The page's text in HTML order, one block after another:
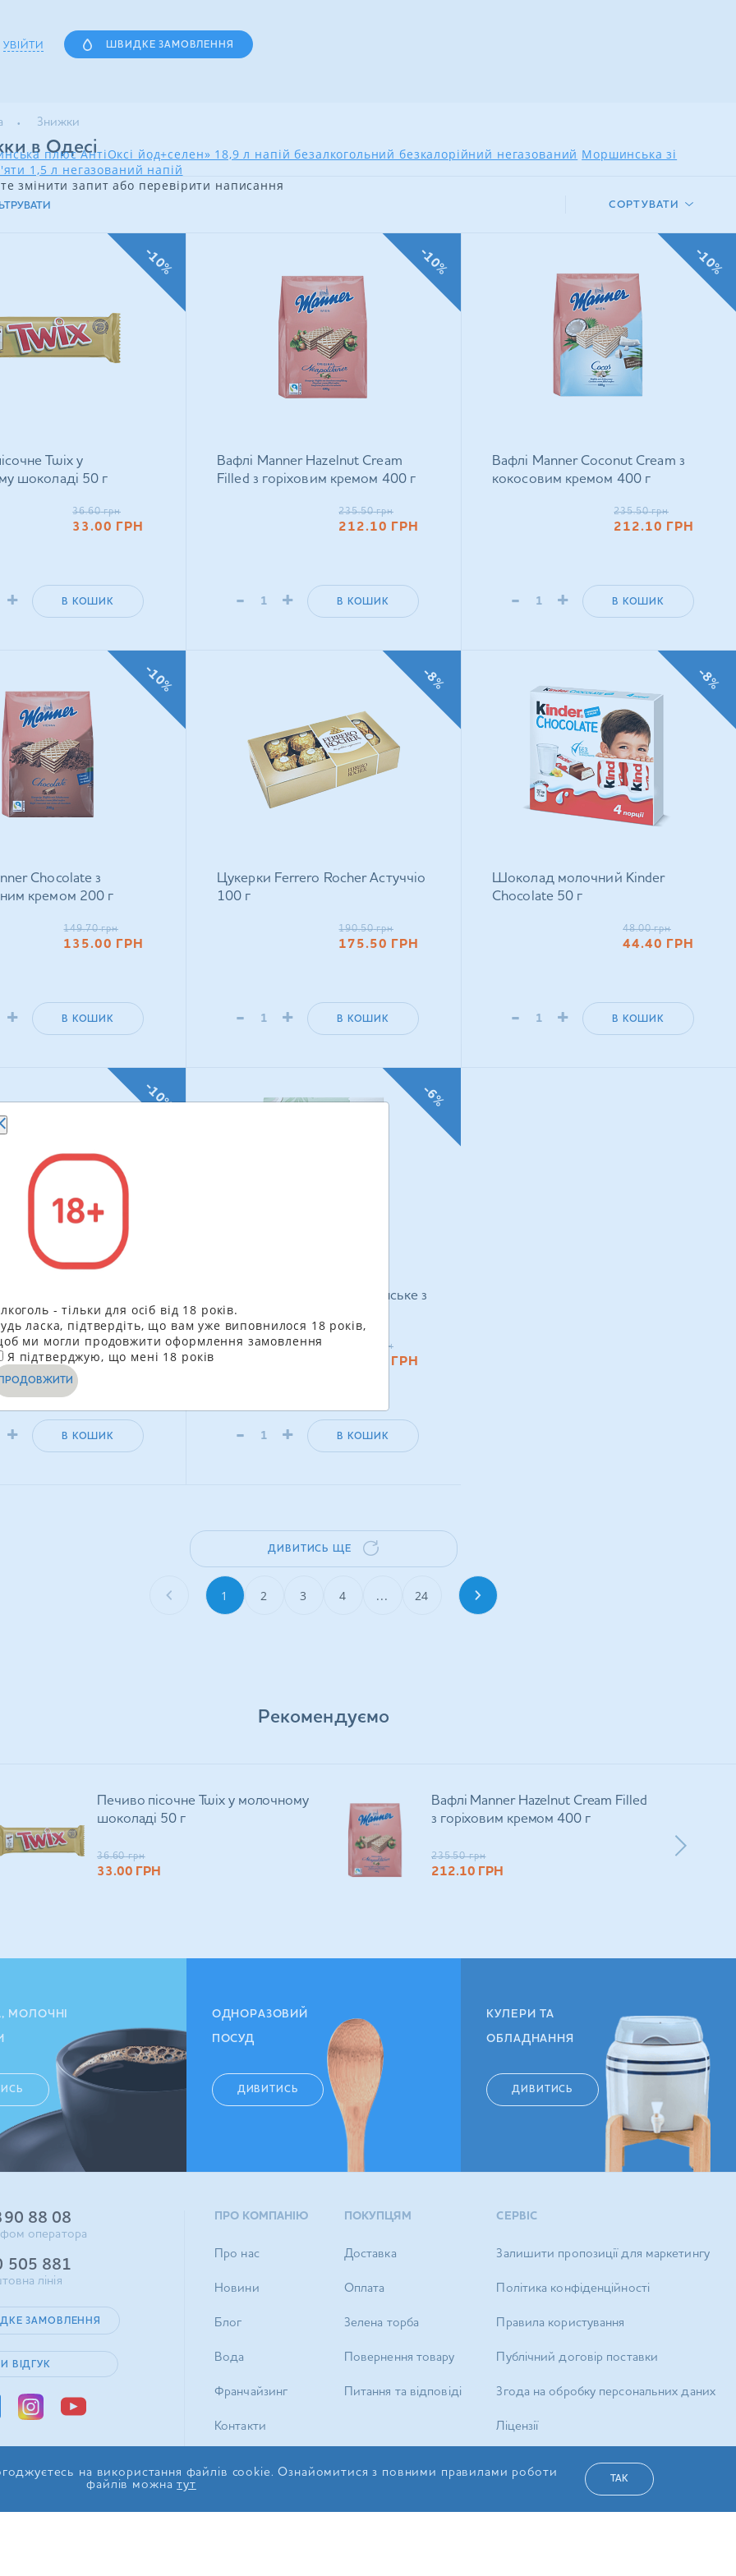
УВІЙТИ ШВИДКЕ ЗАМОВЛЕННЯ
плюс АнтіОксі йод+селен» 18,9 л напій безалкогольний безкалорійний негазований Моршинська зі
1,5 л негазований напій
змінити запит або перевірити написання
Знижки
в Одесі
СОРТУВАТИ
Twix у
шоколаді 50 г
36.60 грн
33.00 ГРН
+ В КОШИК
-10%
Вафлі Manner Hazelnut Cream
Filled з горіховим кремом 400 г
235.50 грн
212.10 ГРН
- + В КОШИК
-10%
Вафлі Manner Coconut Cream з
кокосовим кремом 400 г
235.50 грн
212.10 ГРН
- + В КОШИК
-10%
Chocolate з
кремом 200 г
149.70 грн
135.00 ГРН
+ В КОШИК
-10%
Цукерки Ferrero Rocher Астуччіо
100 г
190.50 грн
175.50 ГРН
- + В КОШИК
-8%
Шоколад молочний Kinder
Chocolate 50 г
48.00 грн
44.40 ГРН
- + В КОШИК
-8%
Baru в молочному
Кранчі Фундук 30 г
111.90 грн
100.80ГРН
+ В КОШИК
-10%
Печиво Delicia Кокос веганське з
підсолоджувачем 135 г
грн
ГРН
- + В КОШИК
-6%
ДИВИТИСЬ ЩЕ
1 2 3 4 ... 24
Рекомендуємо
Печиво пісочне Twix у молочному
шоколаді 50 г
36.60 грн
33.00 ГРН
Вафлі Manner Hazelnut Cream Filled
з горіховим кремом 400 г
235.50 грн
212.10 ГРН
МОЛОЧНІ ОДНОРАЗОВИЙ
ПОСУД
ДИВИТИСЬ
КУЛЕРИ ТА
ОБЛАДНАННЯ
ДИВИТИСЬ
88 08
оператора
505 881
лінія
ЗАМОВЛЕННЯ
ВІДГУК
ПРО КОМПАНІЮ
Про нас
Новини
Блог
Вода
Франчайзинг
Контакти
ПОКУПЦЯМ
Доставка
Оплата
Зелена торба
Повернення товару
Питання та відповіді
СЕРВІС
Залишити пропозиції для маркетингу
Політика конфіденційності
Правила користування
Публічний договір поставки
Згода на обробку персональних даних
Ліцензії
на використання файлів cookie. Ознайомитися з повними правилами роботи
файлів можнатут ТАК
- тільки для осіб від 18 років.
ласка, підтвердіть, що вам уже виповнилося 18 років,
ми могли продовжити оформлення замовлення
Я підтверджую, що мені 18 років
ПРОДОВЖИТИ